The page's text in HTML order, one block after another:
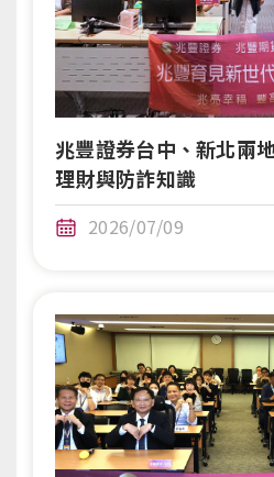
兆豐證券台中、新北兩
理財與防詐知識
2026/07/09